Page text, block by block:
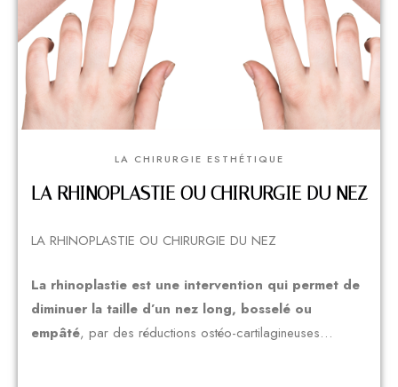
LA CHIRURGIE ESTHÉTIQUE
LA RHINOPLASTIE OU CHIRURGIE DU NEZ
LA RHINOPLASTIE OU CHIRURGIE DU NEZ
La rhinoplastie est une intervention qui permet de
diminuer la taille d’un nez long, bosselé ou
empâté, par des réductions ostéo-cartilagineuses…